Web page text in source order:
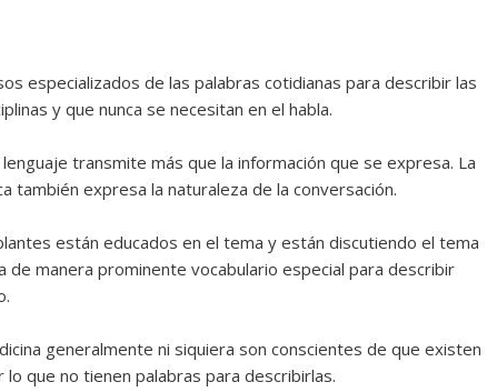
especializados de las palabras cotidianas para describir las
y que nunca se necesitan en el habla.
transmite más que la información que se expresa. La
también expresa la naturaleza de la conversación.
están educados en el tema y están discutiendo el tema
de manera prominente vocabulario especial para describir
generalmente ni siquiera son conscientes de que existen
que no tienen palabras para describirlas.